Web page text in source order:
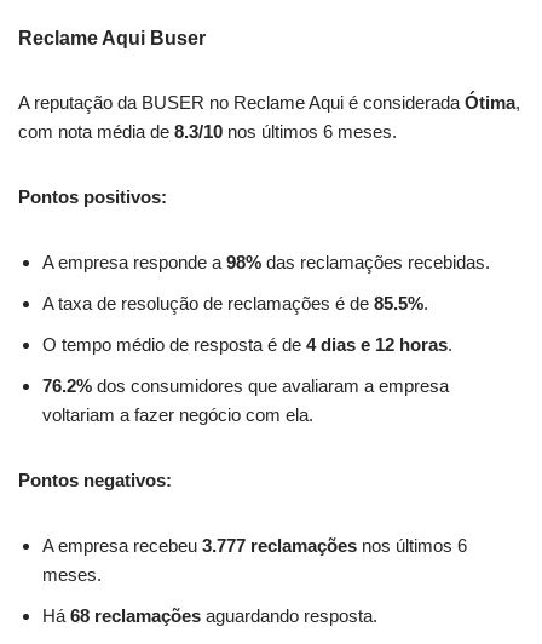
Reclame Aqui Buser
A reputação da BUSER no Reclame Aqui é considerada Ótima,
com nota média de 8.3/10 nos últimos 6 meses.
Pontos positivos:
A empresa responde a 98% das reclamações recebidas.
A taxa de resolução de reclamações é de 85.5%.
O tempo médio de resposta é de 4 dias e 12 horas.
76.2% dos consumidores que avaliaram a empresa
voltariam a fazer negócio com ela.
Pontos negativos:
A empresa recebeu 3.777 reclamações nos últimos 6
meses.
Há 68 reclamações aguardando resposta.